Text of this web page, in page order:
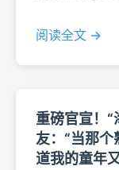
阅读全文 →
重磅官宣！“
友：“当那
道我的童年